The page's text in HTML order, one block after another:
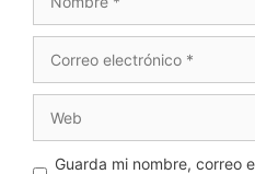
electrónico
Guarda mi nombre, correo